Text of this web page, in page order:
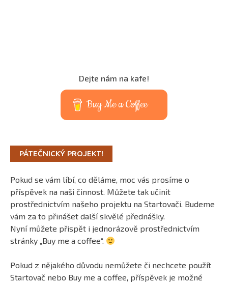
Dejte nám na kafe!
Buy Me a Coffee
PÁTEČNICKÝ PROJEKT!
Pokud se vám líbí, co děláme, moc vás prosíme o
příspěvek na naši činnost. Můžete tak učinit
prostřednictvím našeho projektu na Startovači. Budeme
vám za to přinášet další skvělé přednášky.
Nyní můžete přispět i jednorázově prostřednictvím
stránky „Buy me a coffee“.
Pokud z nějakého důvodu nemůžete či nechcete použít
Startovač nebo Buy me a coffee, příspěvek je možné